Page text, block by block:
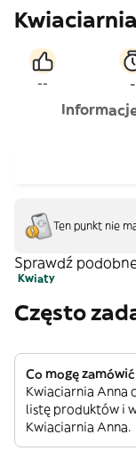
-- -
Ten punkt nie
Sprawdź
Kwiaty
Często
Co mogę
Kwiaciarnia Anna
listę produktów i
Kwiaciarnia Anna.